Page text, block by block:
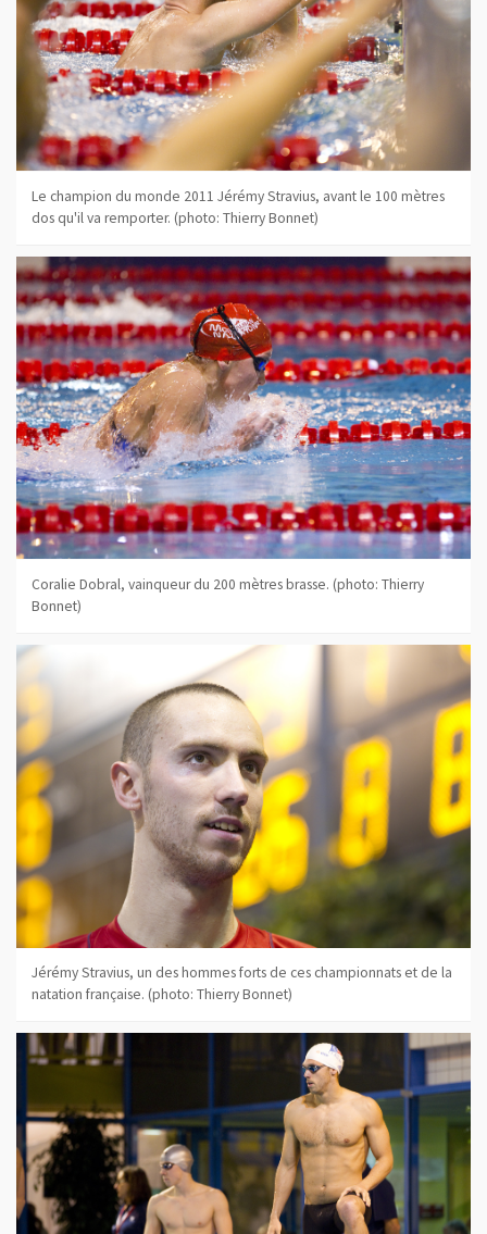
Le champion du monde 2011 Jérémy Stravius, avant le 100 mètres
dos qu'il va remporter. (photo: Thierry Bonnet)
Coralie Dobral, vainqueur du 200 mètres brasse. (photo: Thierry
Bonnet)
Jérémy Stravius, un des hommes forts de ces championnats et de la
natation française. (photo: Thierry Bonnet)